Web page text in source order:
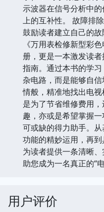
示波器在信号分析中
上的互补性。 故障排
鼓励读者建立自己的
《万用表检修新型彩
册，更是一本激发读
指南。通过本书的学
杂电路，而是能够自
情般，精准地找出电
是为了节省维修费用
趣，亦或是希望掌握
可或缺的得力助手。
功能的精妙运用，再
为读者提供一条清晰
助您成为一名真正的“电
用户评价